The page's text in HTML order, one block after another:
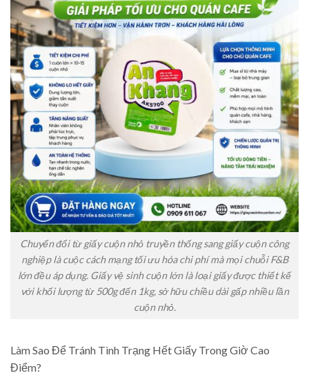
Chuyển đổi từ giấy cuộn nhỏ truyền thống sang giấy cuộn công
nghiệp là cuộc cách mạng tối ưu hóa chi phí mà mọi chuỗi F&B
lớn đều áp dụng. Giấy vệ sinh cuộn lớn là loại giấy được thiết kế
với khối lượng từ 500g đến 1kg, sở hữu chiều dài gấp nhiều lần
cuộn nhỏ.
Làm Sao Để Tránh Tình Trạng Hết Giấy Trong Giờ Cao
Điểm?